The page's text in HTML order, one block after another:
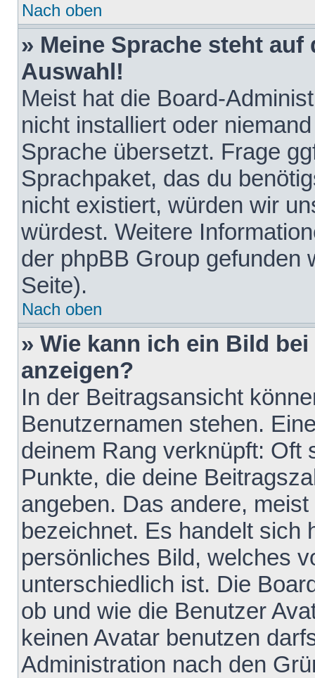
Nach oben
» Meine Sprache steht
Auswahl!
Meist hat die Board-
nicht installiert oder
Sprache übersetzt. Frage
Sprachpaket, das du
nicht existiert, würden wir
würdest. Weitere
der phpBB Group gefunden
Seite).
Nach oben
» Wie kann ich ein Bild
anzeigen?
In der Beitragsansicht
Benutzernamen stehen.
deinem Rang verknüpft: Oft
Punkte, die deine
angeben. Das andere,
bezeichnet. Es handelt sich
persönliches Bild, welches
unterschiedlich ist. Die
ob und wie die Benutzer
keinen Avatar benutzen
Administration nach den